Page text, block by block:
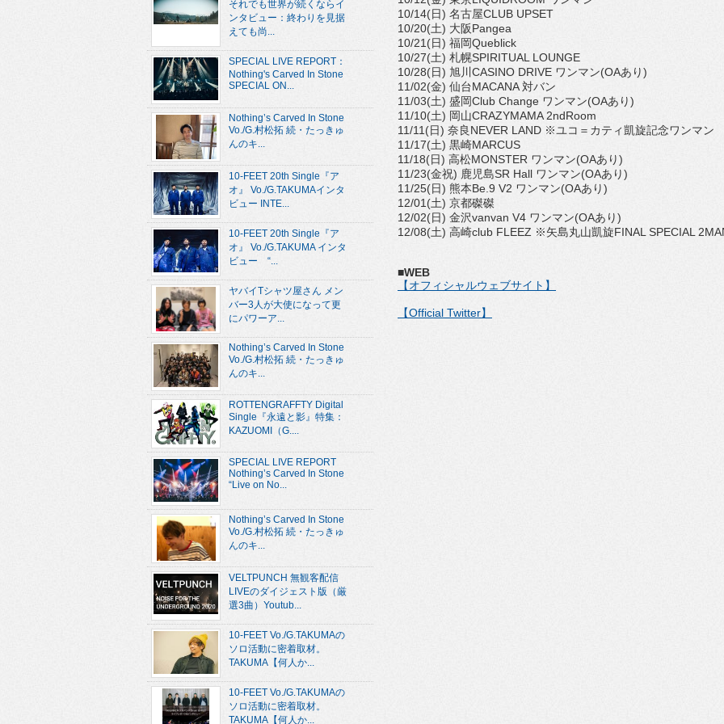
10/14(日) 名古屋CLUB UPSET
10/20(土) 大阪Pangea
10/21(日) 福岡Queblick
10/27(土) 札幌SPIRITUAL LOUNGE
10/28(日) 旭川CASINO DRIVE ワンマン(OAあり)
11/02(金) 仙台MACANA 対バン
11/03(土) 盛岡Club Change ワンマン(OAあり)
11/10(土) 岡山CRAZYMAMA 2ndRoom
11/11(日) 奈良NEVER LAND ※ユコ＝カティ凱旋記念ワンマン
11/17(土) 黒崎MARCUS
11/18(日) 高松MONSTER ワンマン(OAあり)
11/23(金祝) 鹿児島SR Hall ワンマン(OAあり)
11/25(日) 熊本Be.9 V2 ワンマン(OAあり)
12/01(土) 京都磔磔
12/02(日) 金沢vanvan V4 ワンマン(OAあり)
12/08(土) 高崎club FLEEZ ※矢島丸山凱旋FINAL SPECIAL
■WEB
【オフィシャルウェブサイト】
【Official Twitter】
それでも世界が続くならイ
ンタビュー：終わりを見据
えても尚...
SPECIAL LIVE REPORT：
Nothing's Carved In Stone
SPECIAL ON...
Nothing’s Carved In Stone
Vo./G.村松拓 続・たっきゅ
んのキ...
10-FEET 20th Single『ア
オ』 Vo./G.TAKUMAインタ
ビュー INTE...
10-FEET 20th Single『ア
オ』 Vo./G.TAKUMA インタ
ビュー “...
ヤバイTシャツ屋さん メン
バー3人が大使になって更
にパワーア...
Nothing’s Carved In Stone
Vo./G.村松拓 続・たっきゅ
んのキ...
ROTTENGRAFFTY Digital
Single『永遠と影』特集：
KAZUOMI（G....
SPECIAL LIVE REPORT
Nothing’s Carved In Stone
“Live on No...
Nothing’s Carved In Stone
Vo./G.村松拓 続・たっきゅ
んのキ...
VELTPUNCH 無観客配信
LIVEのダイジェスト版（厳
選3曲）Youtub...
10-FEET Vo./G.TAKUMAの
ソロ活動に密着取材。
TAKUMA【何人か...
10-FEET Vo./G.TAKUMAの
ソロ活動に密着取材。
TAKUMA【何人か...